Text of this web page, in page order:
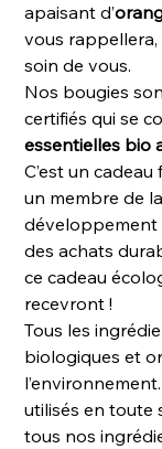
apaisant d’
vous
soin de vous.
Nos bougies
certifiés qui se
essentielles bio
C’est un
un membre de
développement
des achats
ce cadeau
recevront !
Tous les
biologiques et
utilisés en toute
tous nos